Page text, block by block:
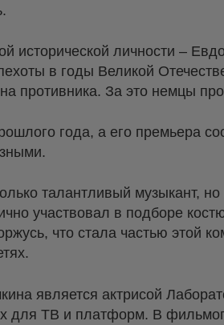
исторической личности –
в годы Великой
противника. За это немцы
года, а его премьера
талантливый музыкант,
участвовал в подборе
что стала частью этой
является актрисой
для ТВ и платформ. В